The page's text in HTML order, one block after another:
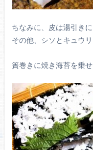
ちなみに、皮は湯引きに
その他、シソとキュウリ
簀巻きに焼き海苔を乗